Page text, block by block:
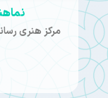
مرکز هنری